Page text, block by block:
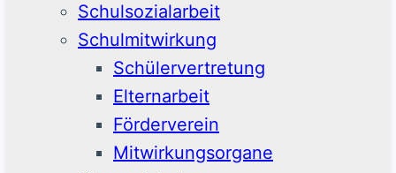
Schulsozialarbeit
Schulmitwirkung
Schülervertretung
Elternarbeit
Förderverein
Mitwirkungsorgane